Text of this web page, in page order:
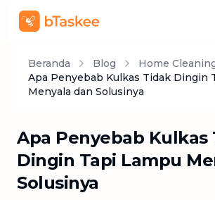
Beranda Blog
Home
Apa Penyebab Kulkas Tidak Dingin
Menyala dan Solusinya
Apa Penyebab Kulkas
Dingin Tapi Lampu
Solusinya